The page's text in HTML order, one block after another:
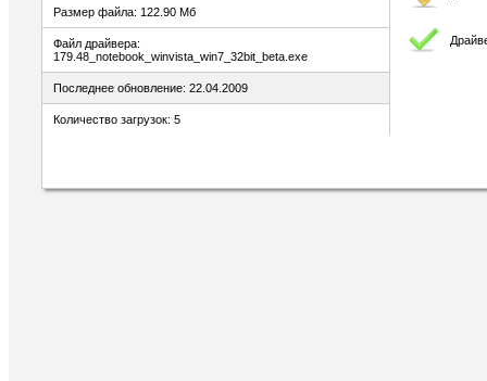
Размер файла: 122.90 Мб
Файл драйвера:
179.48_notebook_winvista_win7_32bit_beta.exe
Последнее обновление: 22.04.2009
Количество загрузок: 5